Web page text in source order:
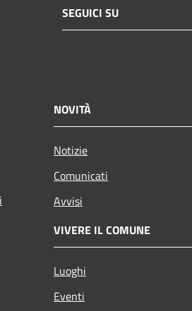
SEGUICI SU
NOVITÀ
Notizie
Comunicati
Avvisi
VIVERE IL COMUNE
Luoghi
Eventi